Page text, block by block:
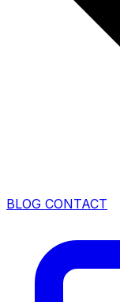
BLOG CONTACT